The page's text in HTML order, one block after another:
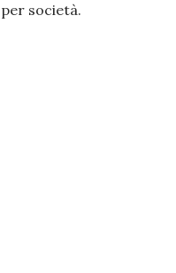
società.